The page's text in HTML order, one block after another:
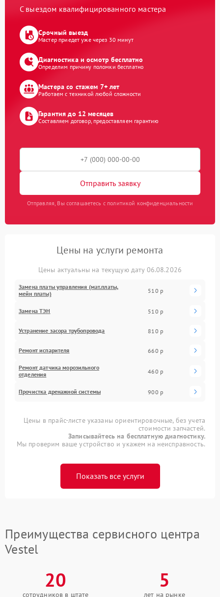
С выездом квалифицированного мастера
Срочный выезд
Мастер приедет уже через 30 минут
Диагностика и осмотр бесплатно
Определим причину поломки бесплатно
Мастера со стажем 7+ лет
Работаем с техникой любой сложности
Гарантия до 12 месяцев
Составляем договор, предоставляем гарантию
Отправить заявку
Отправляя, Вы соглашаетесь с политикой конфиденциальности
Цены на услуги ремонта
Цены актуальны на текущую дату 06.08.2026
Замена платы управления (мат.платы,
мейн платы)
510 р
Замена ТЭН 510 р
Устранение засора трубопровода 810 р
Ремонт испарителя 660 р
Ремонт датчика морозильного
отделения
460 р
Прочистка дренажной системы 900 р
Цены в прайс-листе указаны ориентировочные, без учета
стоимости запчастей.
Записывайтесь на бесплатную диагностику.
Мы проверим ваше устройство и укажем на неисправность.
Показать все услуги
Преимущества сервисного центра
Vestel
20
сотрудников в штате
5
лет на рынке